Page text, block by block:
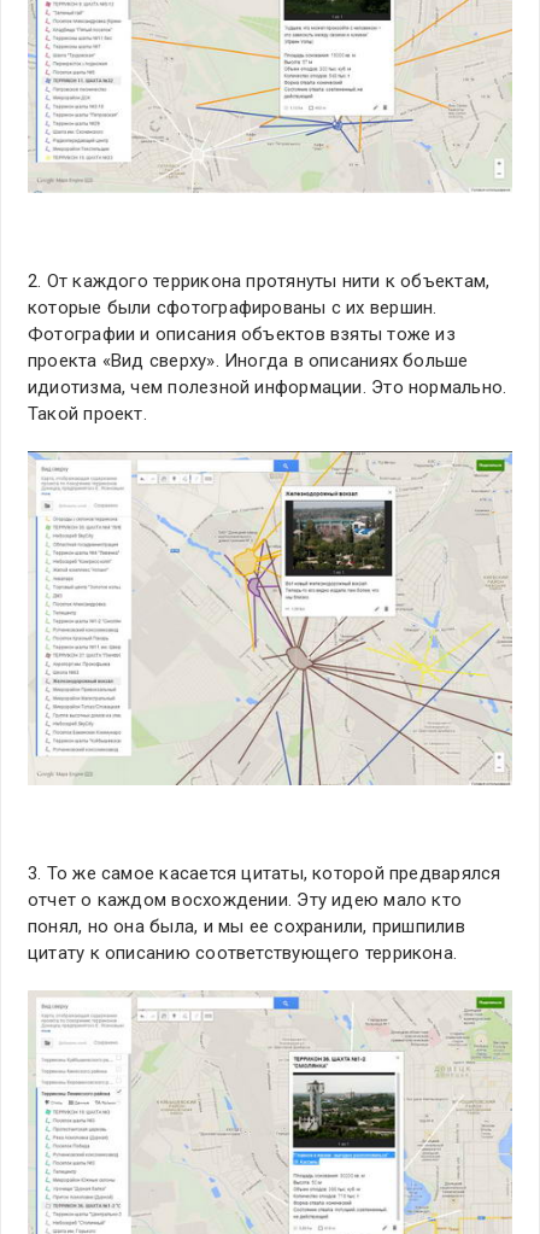
2. От каждого террикона протянуты нити к объектам,
которые были сфотографированы с их вершин.
Фотографии и описания объектов взяты тоже из
проекта «Вид сверху». Иногда в описаниях больше
идиотизма, чем полезной информации. Это нормально.
Такой проект.
3. То же самое касается цитаты, которой предварялся
отчет о каждом восхождении. Эту идею мало кто
понял, но она была, и мы ее сохранили, пришпилив
цитату к описанию соответствующего террикона.